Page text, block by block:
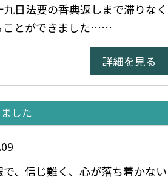
日法要の香典返しまで滞りなく
ことができました……
詳細を見る
した
で、信じ難く、心が落ち着かない